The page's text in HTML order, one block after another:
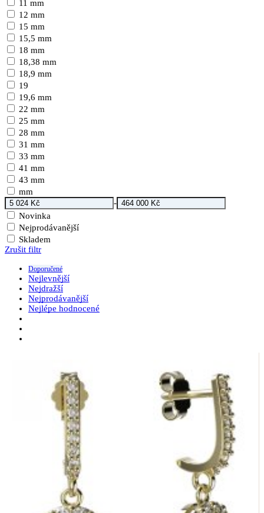
11 mm
12 mm
15 mm
15,5 mm
18 mm
18,38 mm
18,9 mm
19
19,6 mm
22 mm
25 mm
28 mm
31 mm
33 mm
41 mm
43 mm
mm
-
Novinka
Nejprodávanější
Skladem
Zrušit filtr
Doporučené
Nejlevnější
Nejdražší
Nejprodávanější
Nejlépe hodnocené